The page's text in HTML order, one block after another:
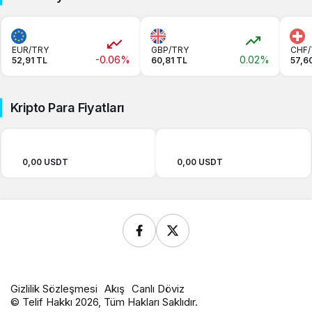
EUR/TRY
52,91 TL
-0.06%
GBP/TRY
60,81 TL
0.02%
Kripto Para Fiyatları
0,00 USDT 0,00 USDT
Gizlilik Sözleşmesi Akış Canlı Döviz
© Telif Hakkı 2026, Tüm Hakları Saklıdır.